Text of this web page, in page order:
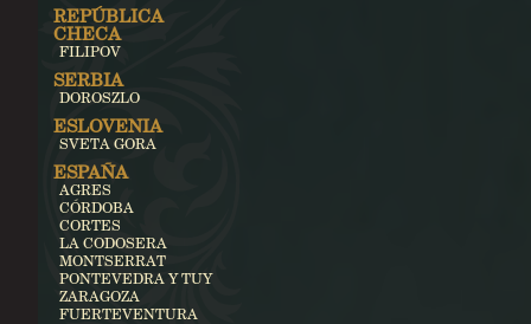
REPÚBLICA
CHECA
FILIPOV
SERBIA
DOROSZLO
ESLOVENIA
SVETA GORA
ESPAÑA
AGRES
CÓRDOBA
CORTES
LA CODOSERA
MONTSERRAT
PONTEVEDRA Y TUY
ZARAGOZA
FUERTEVENTURA